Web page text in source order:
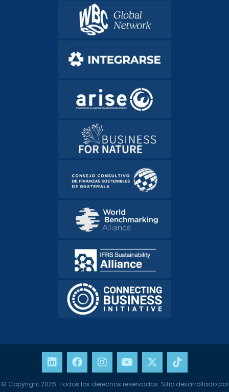
© Copyright 2026. Todos los derechos reservados. Sitio desarrollado por